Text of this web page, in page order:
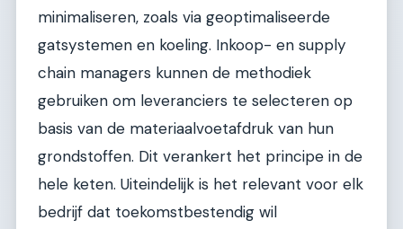
minimaliseren, zoals via geoptimaliseerde
gatsystemen en koeling. Inkoop- en supply
chain managers kunnen de methodiek
gebruiken om leveranciers te selecteren op
basis van de materiaalvoetafdruk van hun
grondstoffen. Dit verankert het principe in de
hele keten. Uiteindelijk is het relevant voor elk
bedrijf dat toekomstbestendig wil